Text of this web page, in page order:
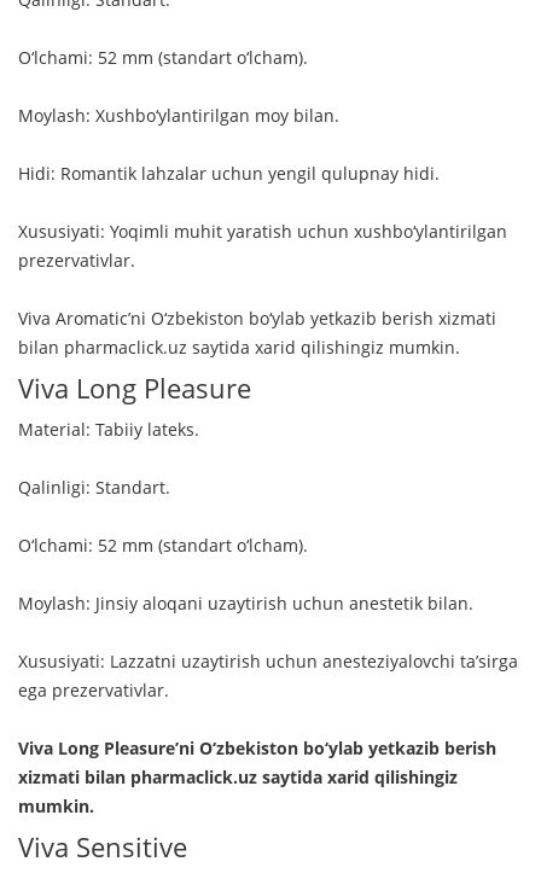
O‘lchami: 52 mm (standart o‘lcham).
Moylash: Xushbo‘ylantirilgan moy bilan.
Hidi: Romantik lahzalar uchun yengil qulupnay hidi.
Xususiyati: Yoqimli muhit yaratish uchun xushbo‘ylantirilgan
prezervativlar.
Viva Aromatic’ni O‘zbekiston bo‘ylab yetkazib berish xizmati
bilan pharmaclick.uz saytida xarid qilishingiz mumkin.
Viva Long Pleasure
Material: Tabiiy lateks.
Qalinligi: Standart.
O‘lchami: 52 mm (standart o‘lcham).
Moylash: Jinsiy aloqani uzaytirish uchun anestetik bilan.
Xususiyati: Lazzatni uzaytirish uchun anesteziyalovchi ta’sirga
ega prezervativlar.
Viva Long Pleasure’ni O‘zbekiston bo‘ylab yetkazib berish
xizmati bilan pharmaclick.uz saytida xarid qilishingiz
mumkin.
Viva Sensitive